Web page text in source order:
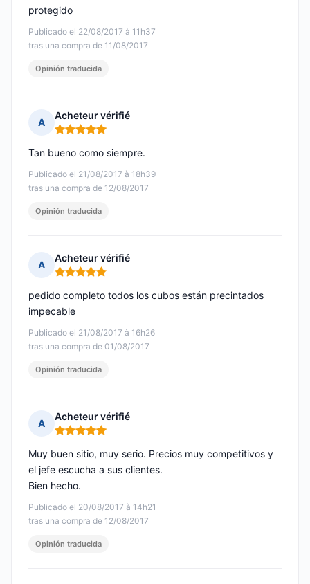
Publicado el 22/08/2017 à 11h37
tras una compra de 11/08/2017
protegido
Opinión traducida
A
Acheteur vérifié
Nota: 5 de 5
Publicado el 21/08/2017 à 18h39
tras una compra de 12/08/2017
Tan bueno como siempre.
Opinión traducida
A
Acheteur vérifié
Nota: 5 de 5
Publicado el 21/08/2017 à 16h26
tras una compra de 01/08/2017
pedido completo todos los cubos están precintados
impecable
Opinión traducida
A
Acheteur vérifié
Nota: 5 de 5
Publicado el 20/08/2017 à 14h21
tras una compra de 12/08/2017
Muy buen sitio, muy serio. Precios muy competitivos y
el jefe escucha a sus clientes.
Bien hecho.
Opinión traducida